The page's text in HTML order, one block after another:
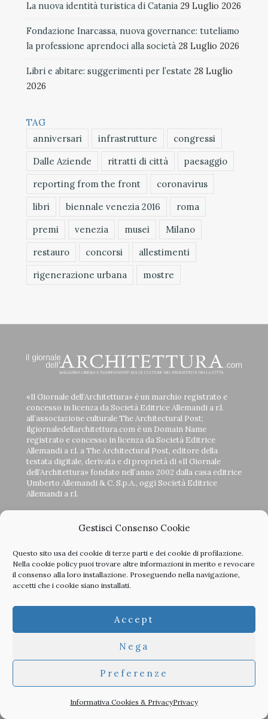
Gestisci Consenso Cookie
Questo sito usa dei cookie di terze parti e dei cookie di profilazione.
Nella cookie policypuoi trovare altre informazioni in merito e revocare
il consenso alla loro installazione. Proseguendo nella navigazione,
accetti che i cookie siano installati.
Accept
Nega
Preferenze
Informativa Cookies & PrivacyPrivacy
La nuova identità turistica di Catania 29 Luglio 2026
Fondazione Inarcassa, nuova governance: tuteliamo
la professione aprendoci alla società 28 Luglio 2026
Libri e abitare: suggerimenti per l’estate 28 Luglio
2026
TAG
anniversari
infrastrutture
congressi
Dalle Aziende
ritratti di città
paesaggio
reporting from the front
coronavirus
libri
biennale venezia 2016
roma
premi
venezia musei
Milano
restauro
concorsi
allestimenti
rigenerazione urbana
mostre
«Il Giornale dell’Architettura» è un marchio registrato e
concesso in licenza da Società Editrice Allemandi a r.l.
all’associazione culturale The Architectural Post;
ilgiornaledellarchitettura.com è un Domain Name
registrato e concesso in licenza da Società Editrice
Allemandi a r.l. a The Architectural Post, editore della
testata digitale, derivata e di proprietà di «Il Giornale
dell’Architettura» fondato nell’anno 2002 dalla casa editrice
Umberto Allemandi & C. S.p.A., oggi Società Editrice
Allemandi a r.l.
SOCIAL:
LA STORIA DEL GIORNALE
Clicca sulle copertine, scopri la storia del giornale e sfoglia